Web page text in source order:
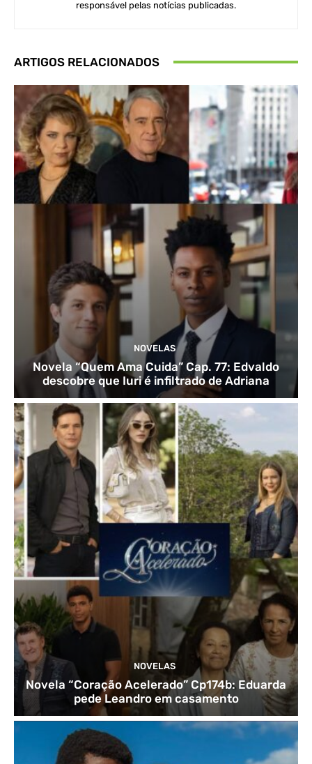
responsável pelas notícias publicadas.
ARTIGOS RELACIONADOS
NOVELAS
Novela “Quem Ama Cuida” Cap. 77: Edvaldo
descobre que Iuri é infiltrado de Adriana
NOVELAS
Novela “Coração Acelerado” Cp174b: Eduarda
pede Leandro em casamento